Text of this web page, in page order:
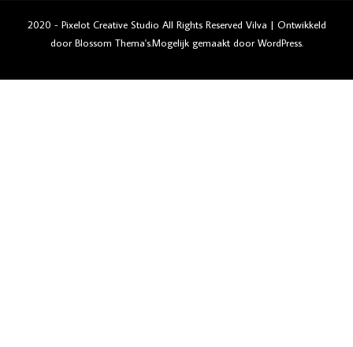
2020 - Pixelot Creative Studio All Rights Reserved Vilva | Ontwikkeld
door Blossom Thema's.Mogelijk gemaakt door WordPress.